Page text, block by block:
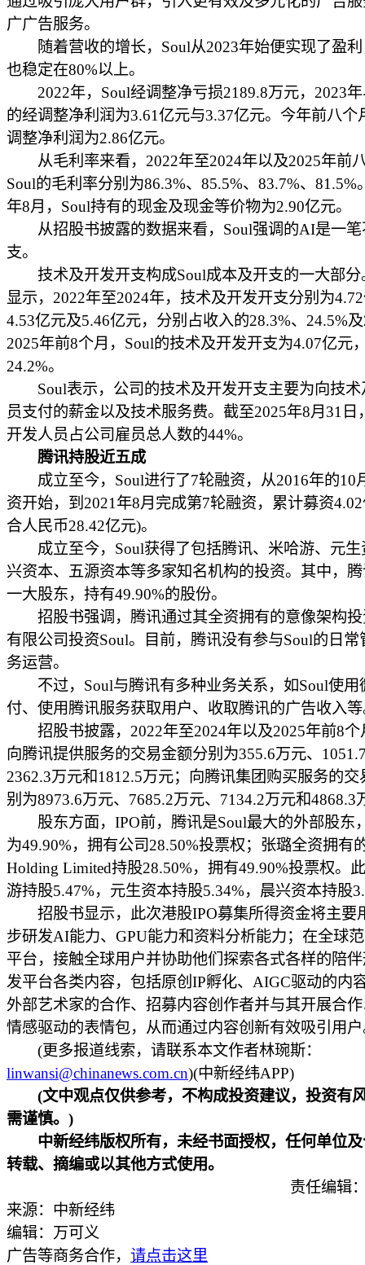
广广告服务。
随着营收的增长，Soul从2023年始便实现了盈利
也稳定在80%以上。
2022年，Soul经调整净亏损2189.8万元，2023年
的经调整净利润为3.61亿元与3.37亿元。今年前八个
调整净利润为2.86亿元。
从毛利率来看，2022年至2024年以及2025年前
Soul的毛利率分别为86.3%、85.5%、83.7%、81.5%
年8月，Soul持有的现金及现金等价物为2.90亿元。
从招股书披露的数据来看，Soul强调的AI是一笔
支。
技术及开发开支构成Soul成本及开支的一大部分
显示，2022年至2024年，技术及开发开支分别为
4.53亿元及5.46亿元，分别占收入的28.3%、24.5%
2025年前8个月，Soul的技术及开发开支为4.07亿元
24.2%。
Soul表示，公司的技术及开发开支主要为向技术
员支付的薪金以及技术服务费。截至2025年8月31日
开发人员占公司雇员总人数的44%。
腾讯持股近五成
成立至今，Soul进行了7轮融资，从2016年的10
资开始，到2021年8月完成第7轮融资，累计募资
合人民币28.42亿元)。
成立至今，Soul获得了包括腾讯、米哈游、元生
兴资本、五源资本等多家知名机构的投资。其中，
一大股东，持有49.90%的股份。
招股书强调，腾讯通过其全资拥有的意像架构投
有限公司投资Soul。目前，腾讯没有参与Soul的日常
务运营。
不过，Soul与腾讯有多种业务关系，如Soul使用
付、使用腾讯服务获取用户、收取腾讯的广告收入
招股书披露，2022年至2024年以及2025年前8个
向腾讯提供服务的交易金额分别为355.6万元、
2362.3万元和1812.5万元；向腾讯集团购买服务的交
别为8973.6万元、7685.2万元、7134.2万元和4868.3
股东方面，IPO前，腾讯是Soul最大的外部股东
为49.90%，拥有公司28.50%投票权；张璐全资拥有
Holding Limited持股28.50%，拥有49.90%投票权。
游持股5.47%，元生资本持股5.34%，晨兴资本持股
招股书显示，此次港股IPO募集所得资金将主要
步研发AI能力、GPU能力和资料分析能力；在全球
平台，接触全球用户并协助他们探索各式各样的陪
发平台各类内容，包括原创IP孵化、AIGC驱动的内
外部艺术家的合作、招募内容创作者并与其开展合
情感驱动的表情包，从而通过内容创新有效吸引用
(更多报道线索，请联系本文作者林琬斯：
linwansi@chinanews.com.cn)(中新经纬APP)
(文中观点仅供参考，不构成投资建议，投资有
需谨慎。)
中新经纬版权所有，未经书面授权，任何单位
转载、摘编或以其他方式使用。
责任编辑
来源：中新经纬
编辑：万可义
广告等商务合作， 请点击这里